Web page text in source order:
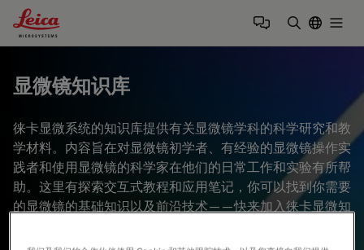
Leica Microsystems Logo
显微镜知识库
徕卡显微系统的知识库提供有关显微镜学科的科学研究和教
学材料。内容旨在对显微镜初学者、有经验的显微镜操作实
践者和使用显微镜的科学家在他们的日常工作和实验有所帮
助。这里有探索交互式教程和应用笔记，你可以找到你需要
的显微镜的基础知识以及前沿技术——快来加入徕卡显微知